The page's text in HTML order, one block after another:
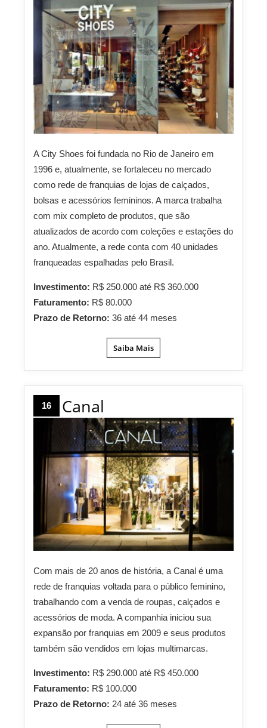
A City Shoes foi fundada no Rio de Janeiro em
1996 e, atualmente, se fortaleceu no mercado
como rede de franquias de lojas de calçados,
bolsas e acessórios femininos. A marca trabalha
com mix completo de produtos, que são
atualizados de acordo com coleções e estações do
ano. Atualmente, a rede conta com 40 unidades
franqueadas espalhadas pelo Brasil.
Investimento: R$ 250.000 até R$ 360.000
Faturamento: R$ 80.000
Prazo de Retorno: 36 até 44 meses
Saiba Mais
16 Canal
Com mais de 20 anos de história, a Canal é uma
rede de franquias voltada para o público feminino,
trabalhando com a venda de roupas, calçados e
acessórios de moda. A companhia iniciou sua
expansão por franquias em 2009 e seus produtos
também são vendidos em lojas multimarcas.
Investimento: R$ 290.000 até R$ 450.000
Faturamento: R$ 100.000
Prazo de Retorno: 24 até 36 meses